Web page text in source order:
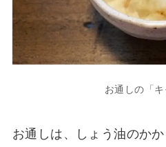
お通しの「キ
お通しは、しょう油のかか